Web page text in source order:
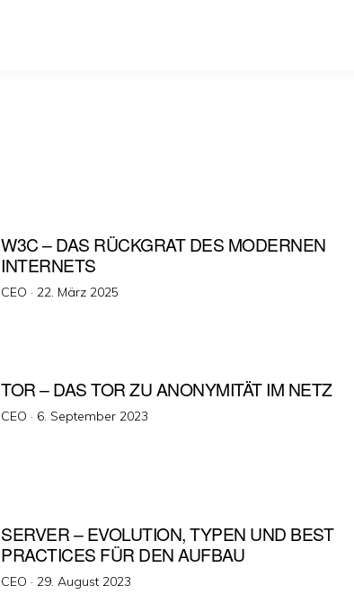
W3C – DAS RÜCKGRAT DES MODERNEN
INTERNETS
CEO · Veröffentlicht
22. März 2025
TOR – DAS TOR ZU ANONYMITÄT IM NETZ
CEO · Veröffentlicht
6. September 2023
SERVER – EVOLUTION, TYPEN UND BEST
PRACTICES FÜR DEN AUFBAU
CEO · Veröffentlicht
29. August 2023